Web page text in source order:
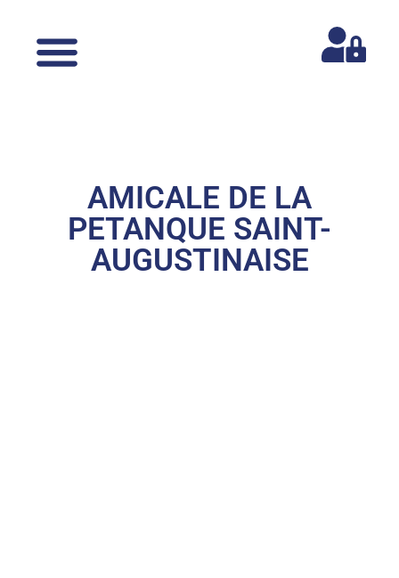
AMICALE DE LA
PETANQUE SAINT-
AUGUSTINAISE